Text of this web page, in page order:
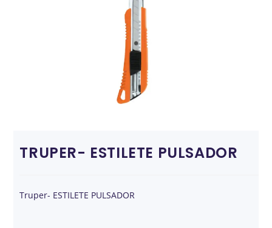
TRUPER- ESTILETE PULSADOR
Truper- ESTILETE PULSADOR